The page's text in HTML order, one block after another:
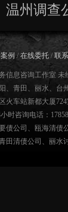
温州调查
例 / 在线委托 / 联
信息咨询工作室
、青田、丽水、台
火车站新都大厦
时咨询电话：
债公司 、 瓯海清债
田清债公司 、 丽水